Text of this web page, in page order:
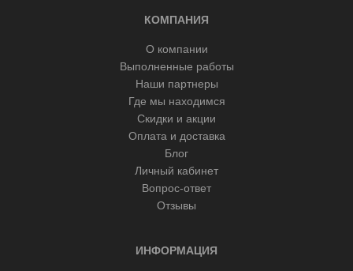
КОМПАНИЯ
О компании
Выполненные работы
Наши партнеры
Где мы находимся
Скидки и акции
Оплата и доставка
Блог
Личный кабинет
Вопрос-ответ
Отзывы
ИНФОРМАЦИЯ